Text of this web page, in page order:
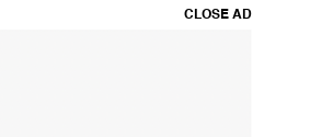
CLOSE AD